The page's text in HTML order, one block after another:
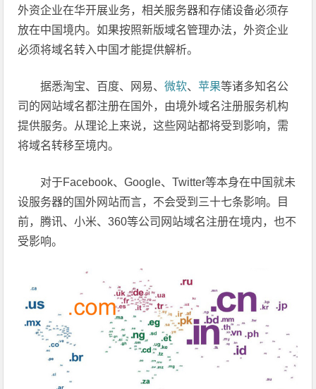
外资企业在华开展业务，相关服务器和存储设备必须存
放在中国境内。如果按照新版域名管理办法，外资企业
必须将域名转入中国才能提供解析。
据悉淘宝、百度、网易、微软、苹果等诸多知名公
司的网站域名都注册在国外，由境外域名注册服务机构
提供服务。从理论上来说，这些网站都将受到影响，需
将域名转移至境内。
对于Facebook、Google、Twitter等本身在中国就未
设服务器的国外网站而言，不会受到三十七条影响。目
前，腾讯、小米、360等公司网站域名注册在境内，也不
受影响。